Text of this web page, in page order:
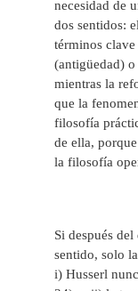
necesidad de
dos sentidos:
términos
(antigüedad)
mientras la
que la
filosofía
de ella,
la filosofía
Si después
sentido, solo
i) Husserl